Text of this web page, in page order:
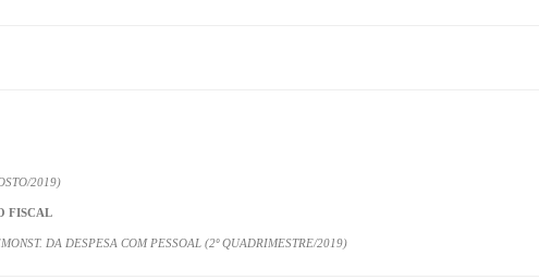
2019)
FISCAL
DA DESPESA COM PESSOAL (2º QUADRIMESTRE/2019)